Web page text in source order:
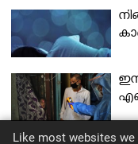
Like most websites